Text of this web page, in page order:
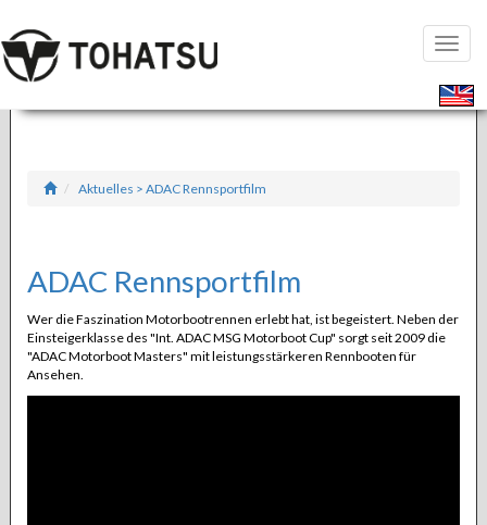
öffnen
Aktuelles > ADAC Rennsportfilm
ADAC Rennsportfilm
Wer die Faszination Motorbootrennen erlebt hat, ist begeistert. Neben der
Einsteigerklasse des "Int. ADAC MSG Motorboot Cup" sorgt seit 2009 die
"ADAC Motorboot Masters" mit leistungsstärkeren Rennbooten für
Ansehen.